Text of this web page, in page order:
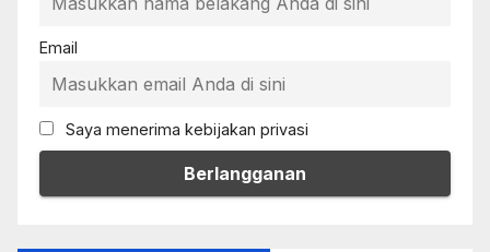
Email
Saya menerima kebijakan privasi